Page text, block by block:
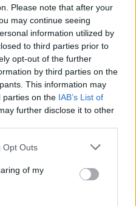
Please note that after your
may continue seeing
information utilized by
to third parties prior to
opt-out of the further
by third parties on the
This information may
parties on the IAB’s List of
further disclose it to other
uses one or more Google
behaviour. You may click to
and its third-party tags to
purposes in below Google
Opt Outs
of my
il risultato peggiore più
il team registra
curvato, quanto ha
doppie
utili
neutro in colpo
richiedono lettura